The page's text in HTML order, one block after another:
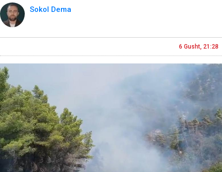
Sokol Dema
6 Gusht, 21:28